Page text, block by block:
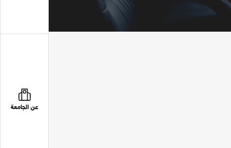
عن الجامعة